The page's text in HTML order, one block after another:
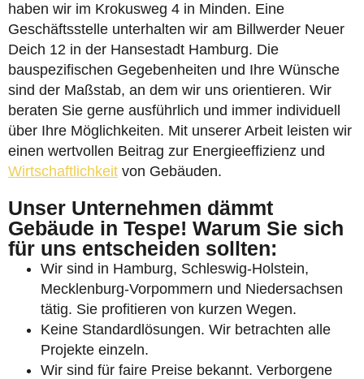
haben wir im Krokusweg 4 in Minden. Eine
Geschäftsstelle unterhalten wir am Billwerder Neuer
Deich 12 in der Hansestadt Hamburg. Die
bauspezifischen Gegebenheiten und Ihre Wünsche
sind der Maßstab, an dem wir uns orientieren. Wir
beraten Sie gerne ausführlich und immer individuell
über Ihre Möglichkeiten. Mit unserer Arbeit leisten wir
einen wertvollen Beitrag zur Energieeffizienz und
Wirtschaftlichkeit von Gebäuden.
Unser Unternehmen dämmt
Gebäude in Tespe! Warum Sie sich
für uns entscheiden sollten:
Wir sind in Hamburg, Schleswig-Holstein,
Mecklenburg-Vorpommern und Niedersachsen
tätig. Sie profitieren von kurzen Wegen.
Keine Standardlösungen. Wir betrachten alle
Projekte einzeln.
Wir sind für faire Preise bekannt. Verborgene